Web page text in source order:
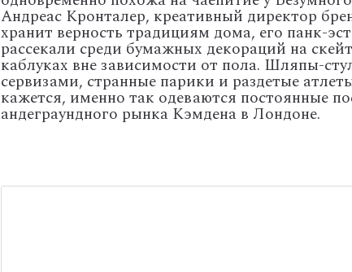
Андреас Кронталер, креативный директор
хранит верность традициям дома, его панк-
рассекали среди бумажных декораций на
каблуках вне зависимости от пола. Шляпы-
сервизами, странные парики и раздетые
кажется, именно так одеваются постоянные
андеграундного рынка Кэмдена в Лондоне.